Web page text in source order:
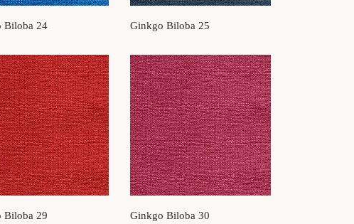
Biloba 24 Ginkgo Biloba 25
Biloba 29 Ginkgo Biloba 30